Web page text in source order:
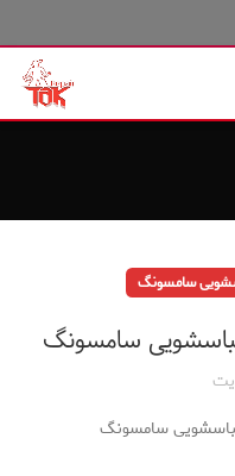
سامسونگ
سامسونگ